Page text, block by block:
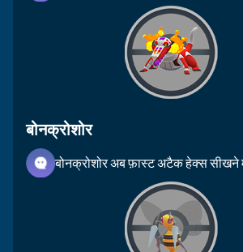
बोनक्रोशोर
बोनक्रोशोर अब फ़ास्ट अटैक हेक्स सीखने में